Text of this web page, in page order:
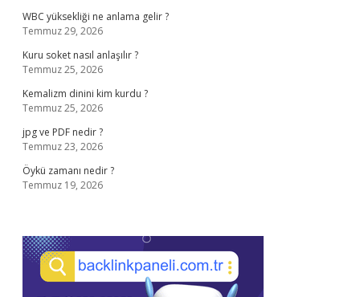
WBC yüksekliği ne anlama gelir ?
Temmuz 29, 2026
Kuru soket nasıl anlaşılır ?
Temmuz 25, 2026
Kemalizm dinini kim kurdu ?
Temmuz 25, 2026
jpg ve PDF nedir ?
Temmuz 23, 2026
Öykü zamanı nedir ?
Temmuz 19, 2026